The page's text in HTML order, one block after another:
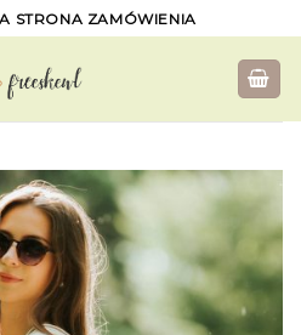
STRONA ZAMÓWIENIA